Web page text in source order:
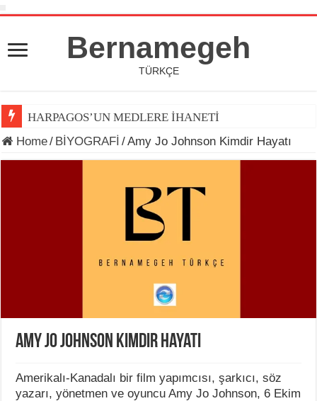
Bernamegeh
TÜRKÇE
HARPAGOS’UN MEDLERE İHANETİ
Home/ BİYOGRAFİ /Amy Jo Johnson Kimdir Hayatı
Amy Jo Johnson Kimdir Hayatı
Amerikalı-Kanadalı bir film yapımcısı, şarkıcı, söz
yazarı, yönetmen ve oyuncu Amy Jo Johnson, 6 Ekim